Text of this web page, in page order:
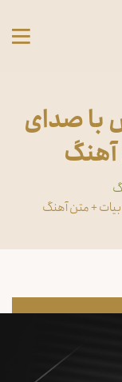
با صدای
آهنگ
+ متن آهنگ